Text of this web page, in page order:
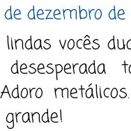
dezembro de
vocês